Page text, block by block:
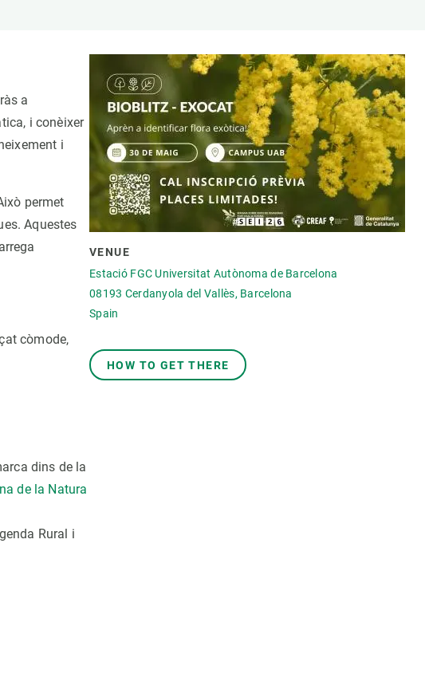
VENUE
Estació FGC Universitat Autònoma de Barcelona
08193 Cerdanyola del Vallès, Barcelona
Spain
HOW TO GET THERE
a
i conèixer
i
permet
Aquestes
còmode,
dins de la
de la Natura
Rural i
and PhD programmes
sabbaticals
Strategy
Ecosystem functioning
Earth Observation